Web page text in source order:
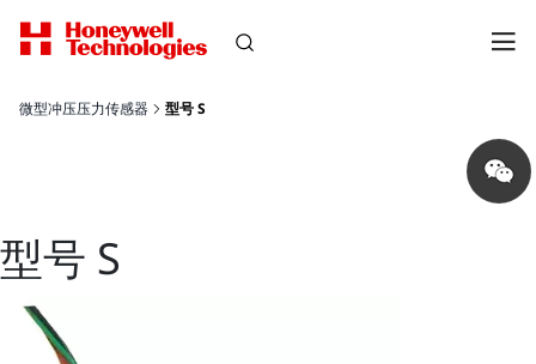
微型冲压压力传感器 型号 S
Share
on
wechat
型号 S